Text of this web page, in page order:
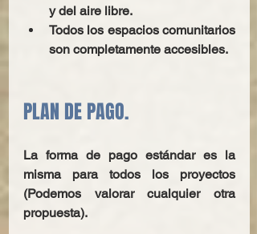
y del aire libre.
Todos los espacios comunitarios
son completamente accesibles.
PLAN DE PAGO.
La forma de pago estándar es la
misma para todos los proyectos
(Podemos valorar cualquier otra
propuesta).